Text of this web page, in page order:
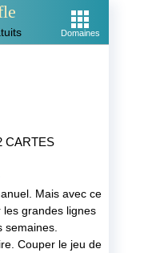
Domaines
CARTES
Mais avec ce
les grandes lignes
Couper le jeu de